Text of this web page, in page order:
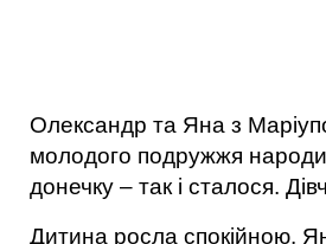
Олександр та Яна з
молодого подружжя
донечку – так і сталося.
Дитина росла спокійною.